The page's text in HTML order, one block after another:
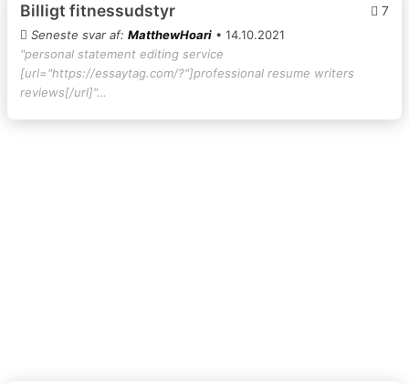
Billigt fitnessudstyr 7
Seneste svar af: MatthewHoari • 14.10.2021
"personal statement editing service
[url="https://essaytag.com/?"]professional resume writers
reviews[/url]"…